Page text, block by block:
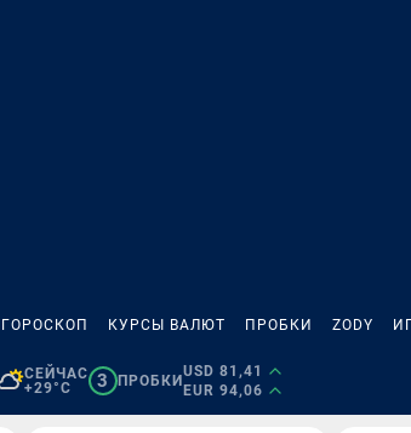
ГОРОСКОП КУРСЫ ВАЛЮТ ПРОБКИ ZODY
СЕЙЧАС
+29°C
3 ПРОБКИ
USD 81,41
EUR 94,06